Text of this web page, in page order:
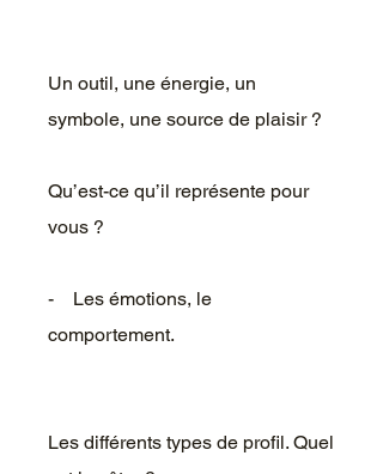
Un outil, une énergie, un
symbole, une source de plaisir ?
Qu’est-ce qu’il représente pour
vous ?
- Les émotions, le
comportement.
Les différents types de profil. Quel